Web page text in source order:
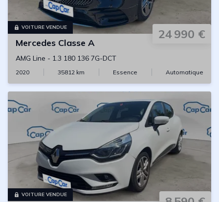
VOITURE VENDUE 24 990 €
Mercedes Classe A
AMG Line - 1.3 180 136 7G-DCT
2020 35812 km Essence Automatique
VOITURE VENDUE